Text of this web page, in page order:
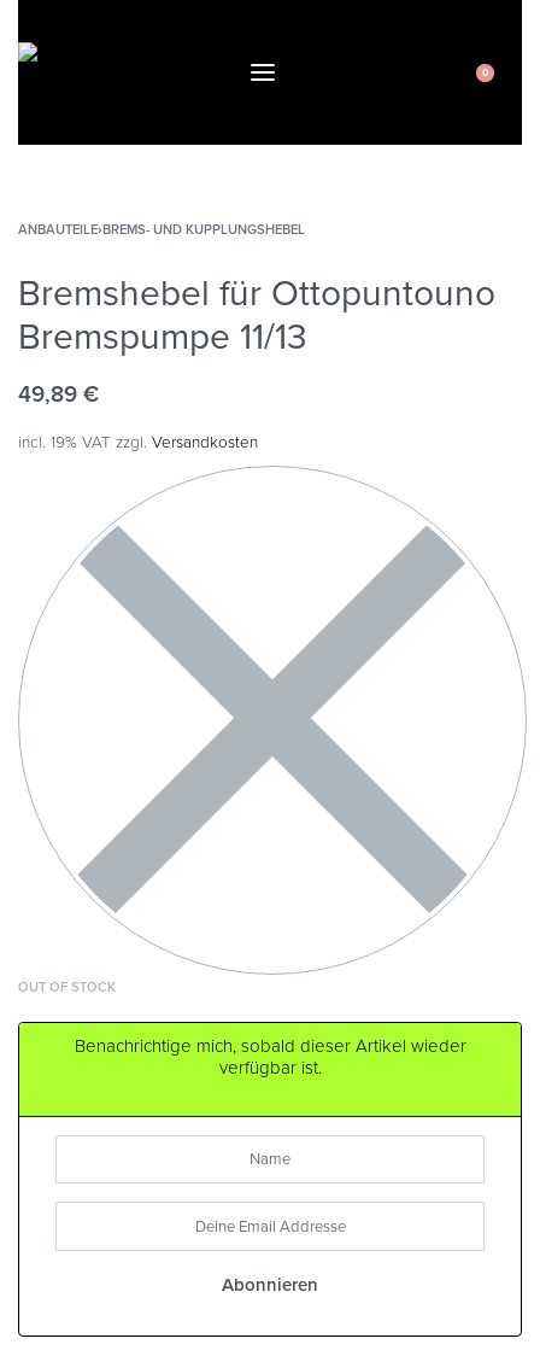
0
ANBAUTEILE›BREMS- UND KUPPLUNGSHEBEL
Bremshebel für Ottopuntouno
Bremspumpe 11/13
49,89 €
incl. 19% VAT zzgl. Versandkosten
OUT OF STOCK
Benachrichtige mich, sobald dieser Artikel wieder
verfügbar ist.